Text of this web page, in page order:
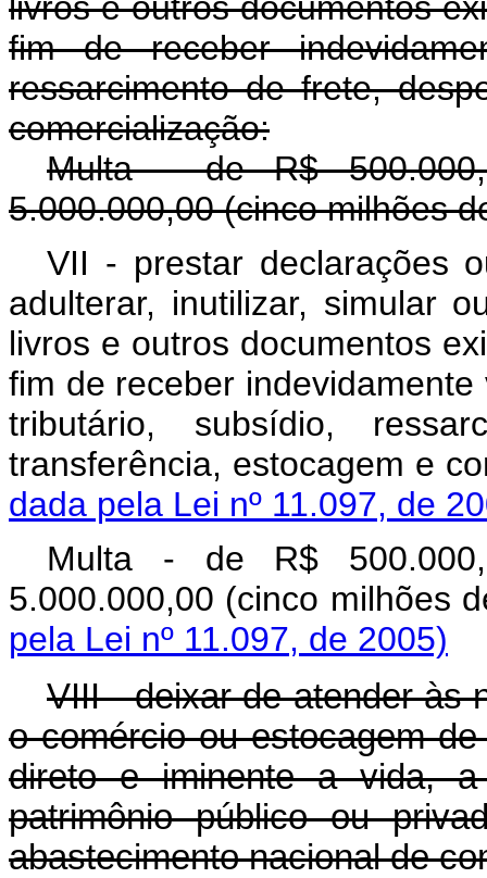
fim de receber
ressarcimento de frete,
comercialização:
Multa - de R$
5.000.000,00 (cinco milhões
VII - prestar declarações
adulterar, inutilizar, simular
livros e outros documentos
fim de receber
tributário, subsídio,
transferência,
dada pela Lei nº 11.097, de
Multa - de R$
5.000.000,00 (cinco
pela Lei nº 11.097, de 2005)
VIII - deixar de atender às
o comércio ou estocagem
direto e iminente a vida,
patrimônio público ou
abastecimento nacional de